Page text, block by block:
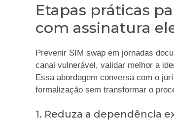
Etapas práticas
com assinatura
Prevenir SIM swap em jornadas
canal vulnerável, validar melhor a
Essa abordagem conversa com o
formalização sem transformar o
1. Reduza a dependência